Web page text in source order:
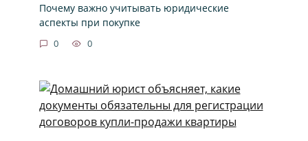
Почему важно учитывать юридические
аспекты при покупке
0 0